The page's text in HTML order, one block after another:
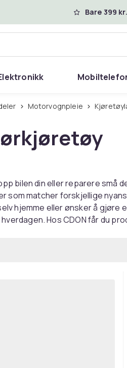
Bare 399
Motorvognpleie
bilen din eller reparere små
som matcher forskjellige
hjemme eller ønsker å gjøre
Hos CDON får du